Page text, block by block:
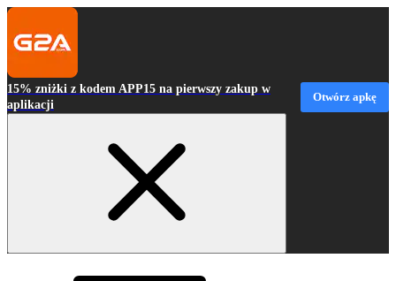
15% zniżki z kodem APP15 na pierwszy zakup w
aplikacji
Otwórz apkę